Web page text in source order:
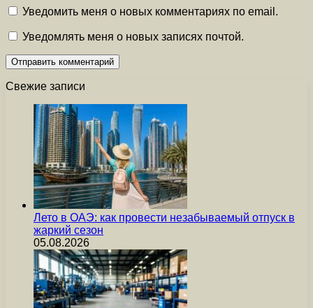
Уведомить меня о новых комментариях по email.
Уведомлять меня о новых записях почтой.
Свежие записи
Лето в ОАЭ: как провести незабываемый отпуск в
жаркий сезон
05.08.2026